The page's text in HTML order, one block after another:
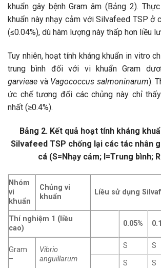
khuẩn gây bệnh Gram âm (Bảng 2).
khuẩn này nhạy cảm với Silvafeed TSP ở
(≤0.04%), dù hàm lượng này thấp hơn liều
Tuy nhiên, hoạt tính kháng khuẩn in vitro
trung bình đối với vi khuẩn Gram
garvieae và Vagococcus salmoninarum).
ức chế tương đối các chủng này chỉ
nhất (≥0.4%).
Bảng 2. Kết quả hoạt tính kháng
Silvafeed TSP chống lại các tác nhân
cá (S=Nhạy cảm; I=Trung bình;
Nhóm
vi
khuẩn
Chủng vi
khuẩn
Liều sử dụng
Thí nghiệm 1 (liều
cao)
0.05%
Gram
–
Vibrio
anguillarum
S S
S
S